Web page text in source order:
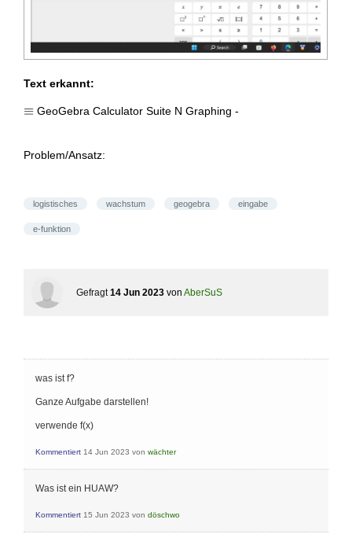
Text erkannt:
\equiv
≡ GeoGebra Calculator Suite N Graphing -
Problem/Ansatz:
logistisches wachstum geogebra eingabe
e-funktion
Gefragt 14 Jun 2023 von AberSuS
was ist f?
Ganze Aufgabe darstellen!
verwende f(x)
Kommentiert 14 Jun 2023 von wächter
Was ist ein HUAW?
Kommentiert 15 Jun 2023 von döschwo